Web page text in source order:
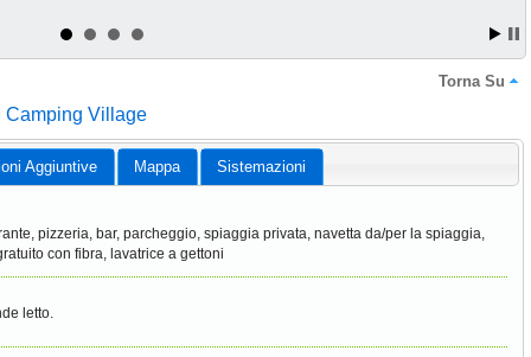
Torna Su
Camping Village
Aggiuntive Mappa Sistemazioni
pizzeria, bar, parcheggio, spiaggia privata, navetta da/per la spiaggia,
con fibra, lavatrice a gettoni
letto.